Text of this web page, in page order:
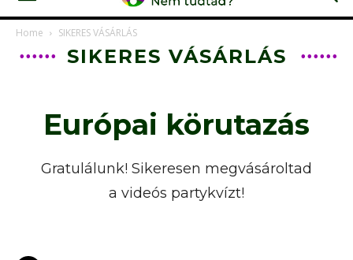
Home SIKERES VÁSÁRLÁS
SIKERES VÁSÁRLÁS
Európai körutazás
Gratulálunk! Sikeresen megvásároltad
a videós partykvízt!